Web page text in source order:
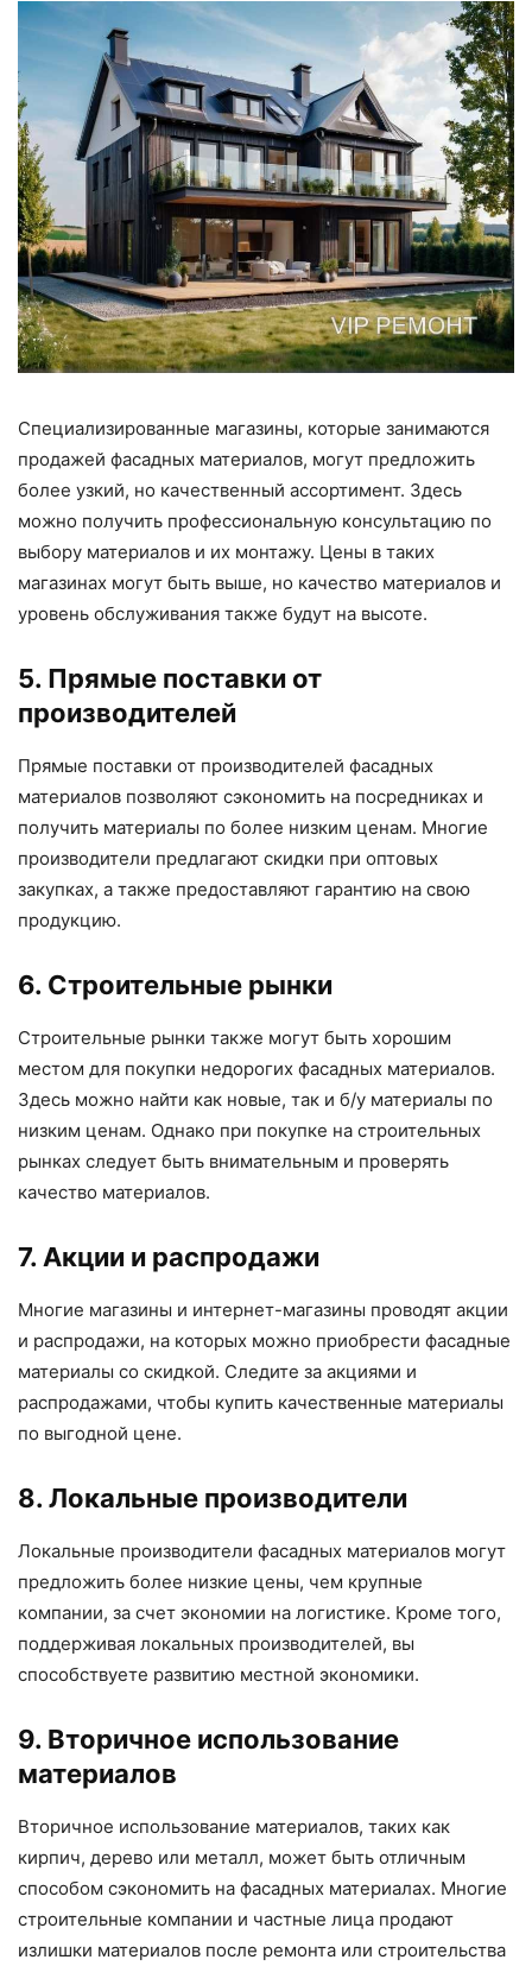
Специализированные магазины, которые занимаются
продажей фасадных материалов, могут предложить
более узкий, но качественный ассортимент. Здесь
можно получить профессиональную консультацию по
выбору материалов и их монтажу. Цены в таких
магазинах могут быть выше, но качество материалов и
уровень обслуживания также будут на высоте.
5. Прямые поставки от
производителей
Прямые поставки от производителей фасадных
материалов позволяют сэкономить на посредниках и
получить материалы по более низким ценам. Многие
производители предлагают скидки при оптовых
закупках, а также предоставляют гарантию на свою
продукцию.
6. Строительные рынки
Строительные рынки также могут быть хорошим
местом для покупки недорогих фасадных материалов.
Здесь можно найти как новые, так и б/у материалы по
низким ценам. Однако при покупке на строительных
рынках следует быть внимательным и проверять
качество материалов.
7. Акции и распродажи
Многие магазины и интернет-магазины проводят акции
и распродажи, на которых можно приобрести фасадные
материалы со скидкой. Следите за акциями и
распродажами, чтобы купить качественные материалы
по выгодной цене.
8. Локальные производители
Локальные производители фасадных материалов могут
предложить более низкие цены, чем крупные
компании, за счет экономии на логистике. Кроме того,
поддерживая локальных производителей, вы
способствуете развитию местной экономики.
9. Вторичное использование
материалов
Вторичное использование материалов, таких как
кирпич, дерево или металл, может быть отличным
способом сэкономить на фасадных материалах. Многие
строительные компании и частные лица продают
излишки материалов после ремонта или строительства